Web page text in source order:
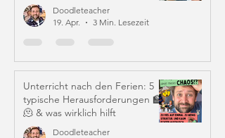
Doodleteacher
19. Apr.
3 Min. Lesezeit
Unterricht nach den Ferien: 5
typische Herausforderungen 🏫
🫠 & was wirklich hilft
Doodleteacher